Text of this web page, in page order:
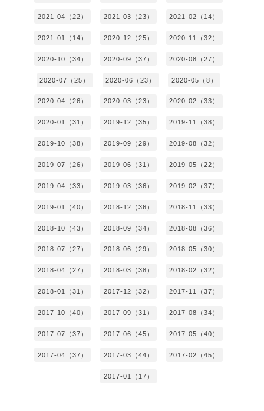
2021-04（22） 2021-03（23） 2021-02（14）
2021-01（14） 2020-12（25） 2020-11（32）
2020-10（34） 2020-09（37） 2020-08（27）
2020-07（25） 2020-06（23） 2020-05（8）
2020-04（26） 2020-03（23） 2020-02（33）
2020-01（31） 2019-12（35） 2019-11（38）
2019-10（38） 2019-09（29） 2019-08（32）
2019-07（26） 2019-06（31） 2019-05（22）
2019-04（33） 2019-03（36） 2019-02（37）
2019-01（40） 2018-12（36） 2018-11（33）
2018-10（43） 2018-09（34） 2018-08（36）
2018-07（27） 2018-06（29） 2018-05（30）
2018-04（27） 2018-03（38） 2018-02（32）
2018-01（31） 2017-12（32） 2017-11（37）
2017-10（40） 2017-09（31） 2017-08（34）
2017-07（37） 2017-06（45） 2017-05（40）
2017-04（37） 2017-03（44） 2017-02（45）
2017-01（17）